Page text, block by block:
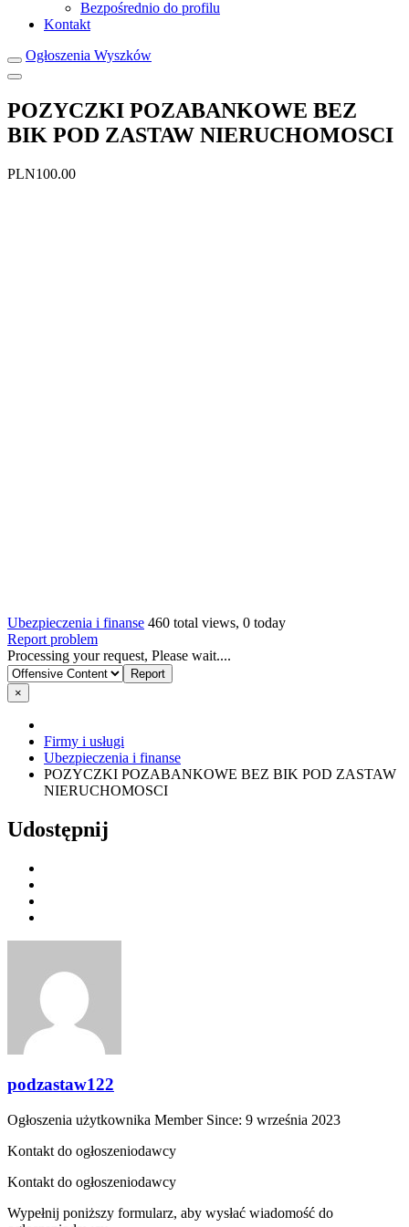
Bezpośrednio do profilu
Kontakt
Ogłoszenia Wyszków
POZYCZKI POZABANKOWE BEZ
BIK POD ZASTAW NIERUCHOMOSCI
PLN100.00
Ubezpieczenia i finanse 460 total views, 0 today
Report problem
Processing your request, Please wait....
×
Firmy i usługi
Ubezpieczenia i finanse
POZYCZKI POZABANKOWE BEZ BIK POD ZASTAW
NIERUCHOMOSCI
Udostępnij
podzastaw122
Ogłoszenia użytkownika Member Since: 9 września 2023
Kontakt do ogłoszeniodawcy
Kontakt do ogłoszeniodawcy
Wypełnij poniższy formularz, aby wysłać wiadomość do